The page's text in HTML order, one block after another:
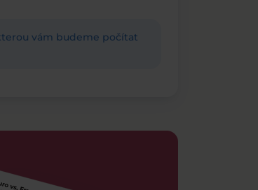
vám budeme počítat